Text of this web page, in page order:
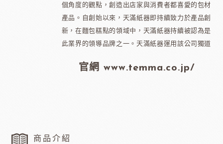
個角度的觀點，創造出店家與消費者都喜愛的包材
產品。自創始以來，天滿紙器即持續致力於產品創
新，在麵包糕點的領域中，天滿紙器持續被認為是
此業界的領導品牌之一。天滿紙器運用該公司獨道
官網 www.temma.co.jp/
商品介紹